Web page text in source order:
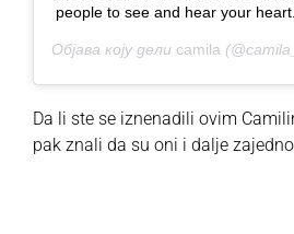
people to see and hear your
Објава коју дели camila
Da li ste se iznenadili ovim
pak znali da su oni i dalje